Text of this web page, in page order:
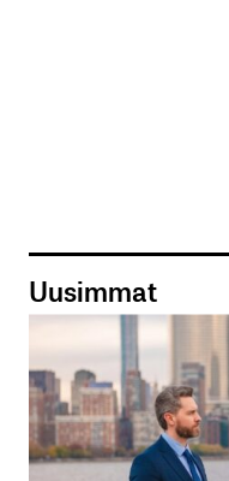
Uusimmat